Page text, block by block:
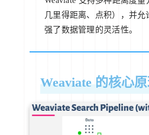
几里得距离、点积），并
强了数据管理的灵活性。
Weaviate 的核心